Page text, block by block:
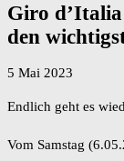
Giro
den
5 Mai 2023
Endlich geht es
Vom Samstag